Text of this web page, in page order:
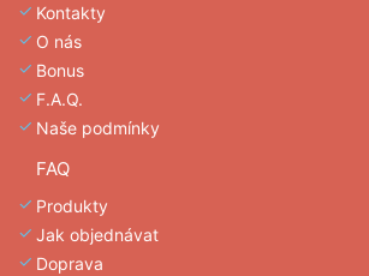
Kontakty
O nás
Bonus
F.A.Q.
Naše podmínky
FAQ
Produkty
Jak objednávat
Doprava